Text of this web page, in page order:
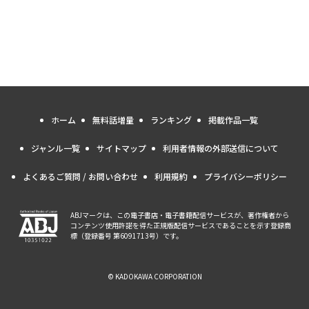
ホーム 無料話増量 ランキング 掲載作品一覧
ジャンル一覧 サイトマップ 利用者情報の外部送信について
よくあるご質問 / お問い合わせ 利用規約 プライバシーポリシー
ABJマークは、この電子書店・電子書籍配信サービスが、著作権者から
コンテンツ使用許諾を得た正規版配信サービスであることを示す登録商
標（登録番号 第6091713号）です。
© KADOKAWA CORPORATION